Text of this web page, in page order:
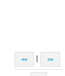
<< >>